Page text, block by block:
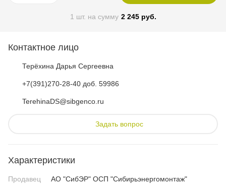
Контактное лицо
Терёхина Дарья Сергеевна
+7(391)270-28-40 доб. 59986
TerehinaDS@sibgenco.ru
Задать вопрос
Характеристики
Продавец АО "СибЭР" ОСП "Сибирьэнергомонтаж"
1 шт. на сумму 2 245 руб.